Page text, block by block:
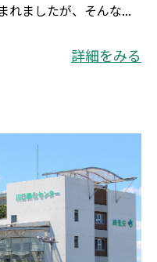
れましたが、そんな...
詳細をみる